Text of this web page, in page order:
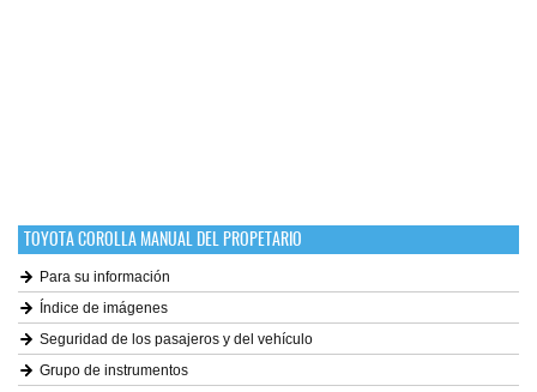
TOYOTA COROLLA MANUAL DEL PROPETARIO
Para su información
Índice de imágenes
Seguridad de los pasajeros y del vehículo
Grupo de instrumentos